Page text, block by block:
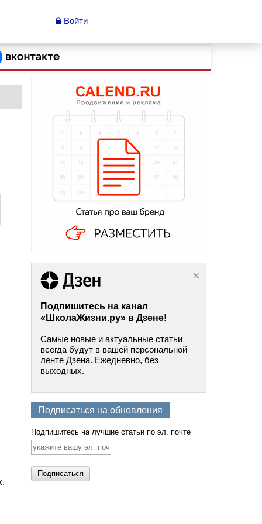
Войти
Подпишитесь на канал
«ШколаЖизни.ру» в Дзене!
Самые новые и актуальные статьи
всегда будут в вашей персональной
ленте Дзена. Ежедневно, без
выходных.
Подписаться на обновления
Подпишитесь на лучшие статьи по эл. почте